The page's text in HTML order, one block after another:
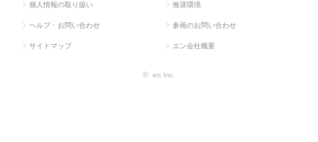
個人情報の取り扱い 推奨環境
ヘルプ・お問い合わせ 参画のお問い合わせ
サイトマップ エン会社概要
© en Inc.